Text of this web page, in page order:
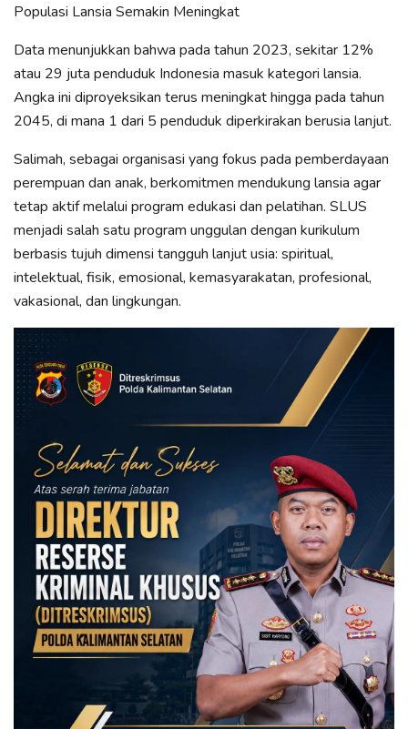
Populasi Lansia Semakin Meningkat
Data menunjukkan bahwa pada tahun 2023, sekitar 12%
atau 29 juta penduduk Indonesia masuk kategori lansia.
Angka ini diproyeksikan terus meningkat hingga pada tahun
2045, di mana 1 dari 5 penduduk diperkirakan berusia lanjut.
Salimah, sebagai organisasi yang fokus pada pemberdayaan
perempuan dan anak, berkomitmen mendukung lansia agar
tetap aktif melalui program edukasi dan pelatihan. SLUS
menjadi salah satu program unggulan dengan kurikulum
berbasis tujuh dimensi tangguh lanjut usia: spiritual,
intelektual, fisik, emosional, kemasyarakatan, profesional,
vakasional, dan lingkungan.